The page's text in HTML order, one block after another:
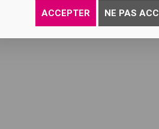
ACCEPTER NE PAS